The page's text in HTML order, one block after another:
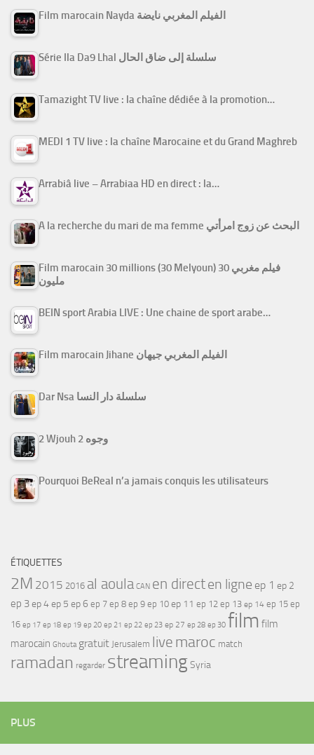
Film marocain Nayda الفيلم المغربي نايضة
Série Ila Da9 Lhal سلسلة إلى ضاق الحال
Tamazight TV live : la chaîne dédiée à la promotion…
MEDI 1 TV live : la chaîne Marocaine et du Grand Maghreb
Arrabiâ live – Arrabiaa HD en direct : la…
A la recherche du mari de ma femme البحث عن زوج امرأتي
Film marocain 30 millions (30 Melyoun) فيلم مغربي 30
مليون
BEIN sport Arabia LIVE : Une chaine de sport arabe…
Film marocain Jihane الفيلم المغربي جيهان
Dar Nsa سلسلة دار النسا
2 Wjouh 2 وجوه
Pourquoi BeReal n’a jamais conquis les utilisateurs
ÉTIQUETTES
2M 2015 2016 al aoula CAN en directen ligne ep 1 ep 2
ep 3ep 4ep 5 ep 6 ep 7 ep 8 ep 9 ep 10 ep 11 ep 12 ep 13 ep 14 ep 15 ep
16 ep 17 ep 18 ep 19 ep 20 ep 21 ep 22 ep 23 ep 27 ep 28 ep 30 film film
marocain Ghouta gratuit Jerusalem live maroc match
ramadan regarder streamingSyria
PLUS